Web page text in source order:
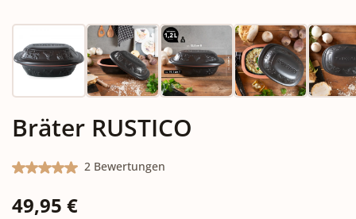
Bräter RUSTICO
Durchschnittliche Bewertung von 5 von 5 Sternen
2 Bewertungen
Regulärer Preis:
49,95 €